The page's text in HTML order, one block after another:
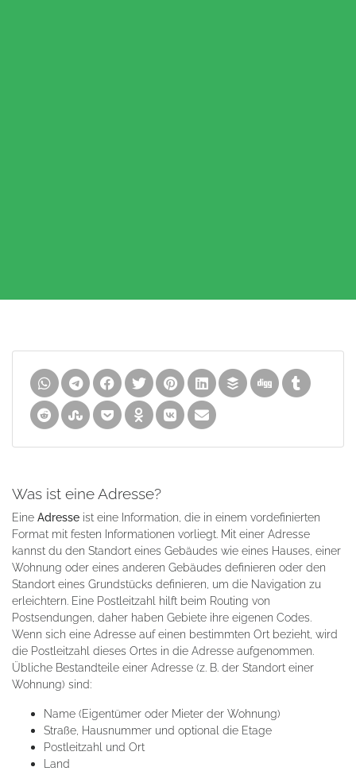
Was ist eine Adresse?
Eine Adresse ist eine Information, die in einem vordefinierten
Format mit festen Informationen vorliegt. Mit einer Adresse
kannst du den Standort eines Gebäudes wie eines Hauses, einer
Wohnung oder eines anderen Gebäudes definieren oder den
Standort eines Grundstücks definieren, um die Navigation zu
erleichtern. Eine Postleitzahl hilft beim Routing von
Postsendungen, daher haben Gebiete ihre eigenen Codes.
Wenn sich eine Adresse auf einen bestimmten Ort bezieht, wird
die Postleitzahl dieses Ortes in die Adresse aufgenommen.
Übliche Bestandteile einer Adresse (z. B. der Standort einer
Wohnung) sind:
Name (Eigentümer oder Mieter der Wohnung)
Straße, Hausnummer und optional die Etage
Postleitzahl und Ort
Land